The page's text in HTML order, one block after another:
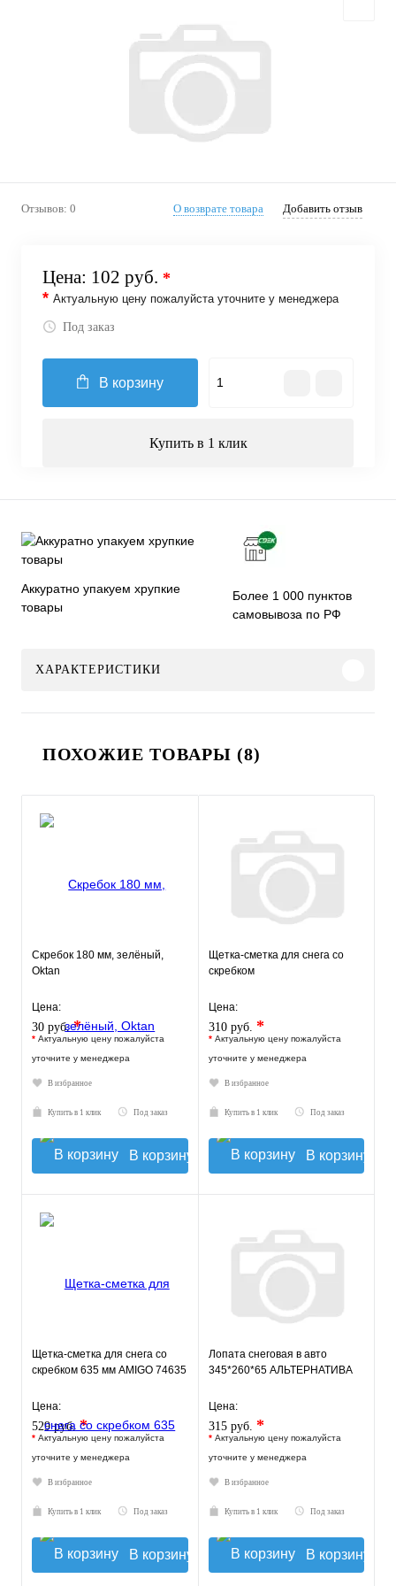
Отзывов: 0 О возврате товара Добавить отзыв
Цена: 102 руб. *
* Актуальную цену пожалуйста уточните у менеджера
Под заказ
В корзину
Купить в 1 клик
Аккуратно упакуем хрупкие
товары
Более 1 000 пунктов
самовывоза по РФ
ХАРАКТЕРИСТИКИ
ПОХОЖИЕ ТОВАРЫ (8)
Скребок 180 мм, зелёный,
Oktan
Цена:
30 руб.*
* Актуальную цену пожалуйста
уточните у менеджера
В избранное
Купить в 1 клик Под заказ
В корзину
Щетка-сметка для снега со
скребком
Цена:
310 руб. *
* Актуальную цену пожалуйста
уточните у менеджера
В избранное
Купить в 1 клик Под заказ
В корзину
Щетка-сметка для снега со
скребком 635 мм AMIGO 74635
Цена:
529 руб. *
* Актуальную цену пожалуйста
уточните у менеджера
В избранное
Купить в 1 клик Под заказ
В корзину
Лопата снеговая в авто
345*260*65 АЛЬТЕРНАТИВА
Цена:
315 руб. *
* Актуальную цену пожалуйста
уточните у менеджера
В избранное
Купить в 1 клик Под заказ
В корзину